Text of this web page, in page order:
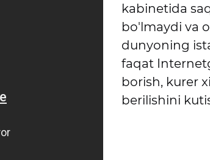
kabinetida
bo'lmaydi va
dunyoning
faqat
borish, kurer
berilishini